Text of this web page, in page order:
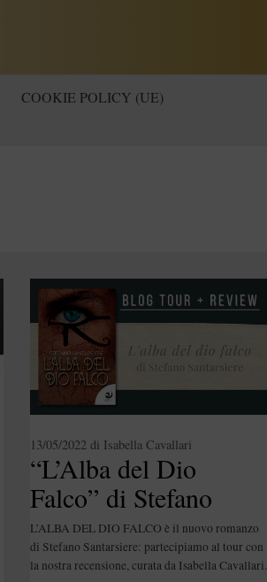
COOKIE POLICY (UE)
“L’Alba del Dio
Falco” di Stefano
Santarsiere
13/05/2022 di Isabella Cavallari
L’ALBA DEL DIO FALCO è il nuovo romanzo
di Stefano Santarsiere: partecipiamo al tour con
la nostra recensione, curata da Isabella Cavallari.